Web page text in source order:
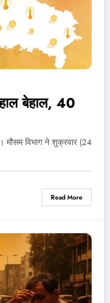
बेहाल, 40
विभाग ने शुक्रवार (24
Read More